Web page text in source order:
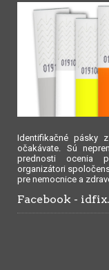
Identifikačné pásky z
očakávate. Sú
prednosti ocenia
organizátori
pre nemocnice a
Facebook -